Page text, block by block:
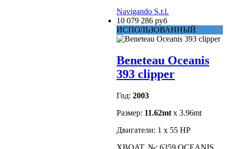
Navigando S.r.l.
10 079 286 руб
ИСПОЛЬЗОВАННЫЙ
Beneteau Oceanis
393 clipper
Год: 2003
Размер: 11.62mt x 3.96mt
Двигатели: 1 x 55 HP
XBOAT, №: 6359.OCEANIS